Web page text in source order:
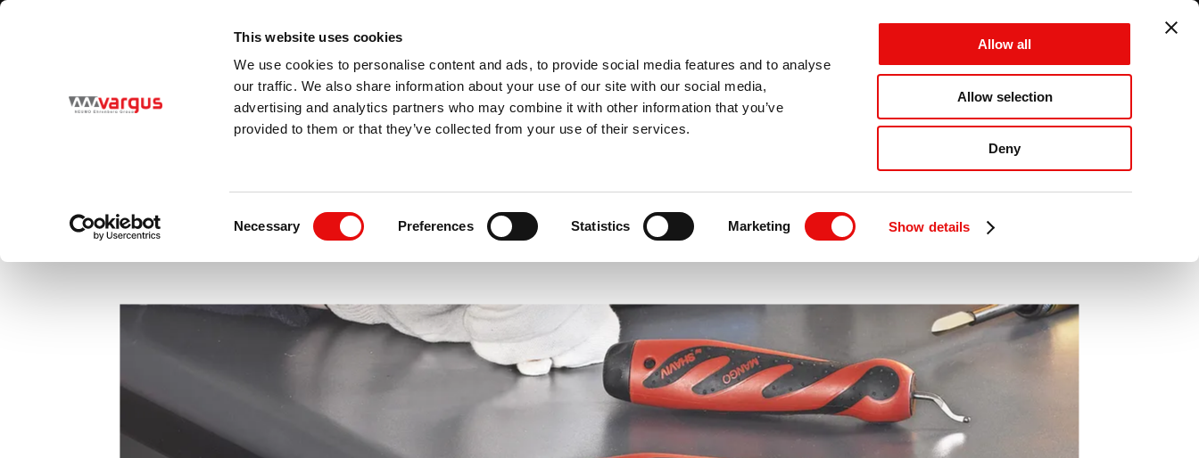
This website uses cookies
We use cookies to personalise content and ads, to provide social media features and to analyse
our traffic. We also share information about your use of our site with our social media,
advertising and analytics partners who may combine it with other information that you’ve
provided to them or that they’ve collected from your use of their services.
Necessary Preferences Statistics Marketing Show details
Allow all
Allow selection
Deny
Sprache
German (Switzerland) Imperial MM MM + Zoll Zoll
ABBRECHEN SPEICHERN
PRODUKTE BRANCHEN ANMELDEN MENÜ
Shaviv